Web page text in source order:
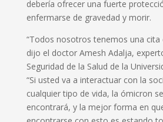
debería ofrecer una fuerte
enfermarse de gravedad y morir.
“Todos nosotros tenemos una cita
dijo el doctor Amesh Adalja,
Seguridad de la Salud de la
“Si usted va a interactuar con la
cualquier tipo de vida, la ómicron
encontrará, y la mejor forma en